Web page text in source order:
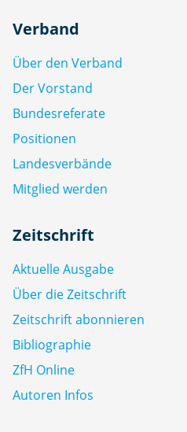
Verband
Über den Verband
Der Vorstand
Bundesreferate
Positionen
Landesverbände
Mitglied werden
Zeitschrift
Aktuelle Ausgabe
Über die Zeitschrift
Zeitschrift abonnieren
Bibliographie
ZfH Online
Autoren Infos